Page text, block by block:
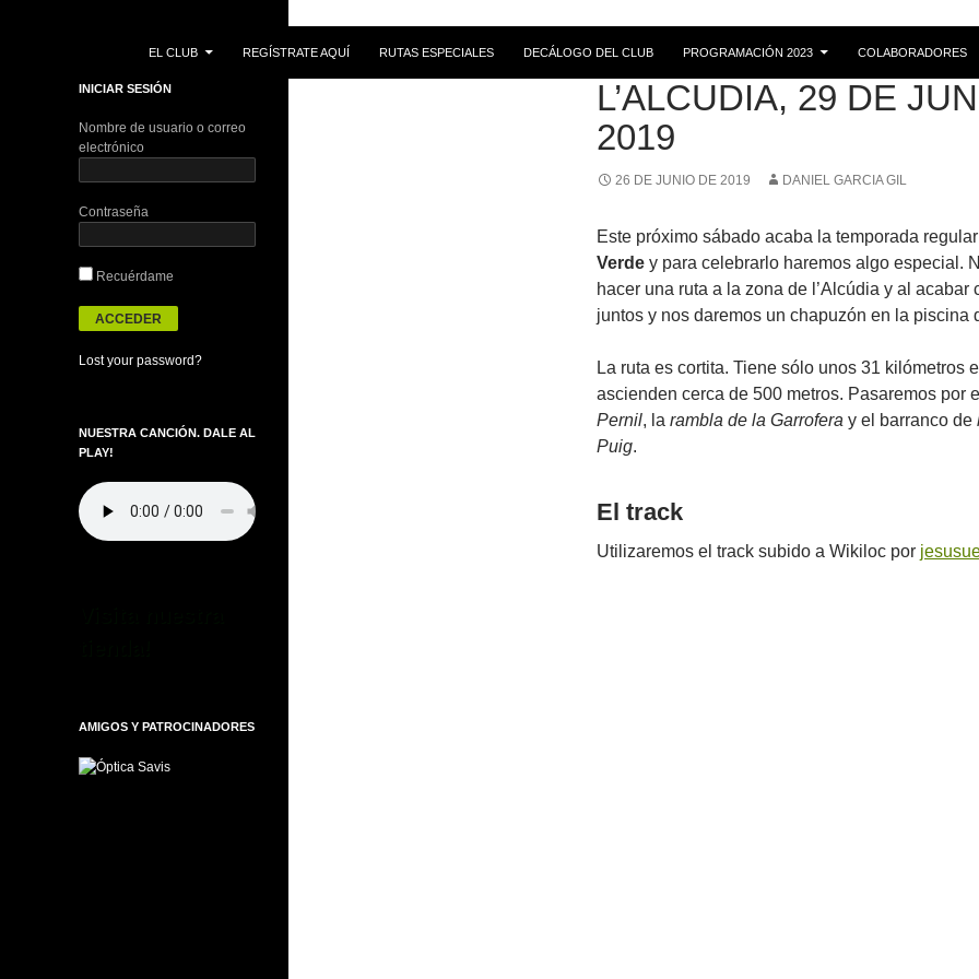
EL CLUB
REGÍSTRATE AQUÍ RUTAS ESPECIALES DECÁLOGO DEL CLUB PROGRAMACIÓN 2023 COLABORADORES
RUTAS
L’ALCUDIA, 29 DE
2019
26 DE JUNIO DE 2019 DANIEL GARCIA GIL
Este próximo sábado acaba la temporada
Verde y para celebrarlo haremos algo especial.
hacer una ruta a la zona de l’Alcúdia y al acabar
juntos y nos daremos un chapuzón en la piscina
La ruta es cortita. Tiene sólo unos 31 kilómetros
ascienden cerca de 500 metros. Pasaremos por el
Pernil, la rambla de la Garrofera y el barranco de
Puig.
El track
Utilizaremos el track subido a Wikiloc por
INICIAR SESIÓN
Nombre de usuario o correo
electrónico
Contraseña
Recuérdame
Lost your password?
NUESTRA CANCIÓN. DALE AL
PLAY!
AMIGOS Y PATROCINADORES